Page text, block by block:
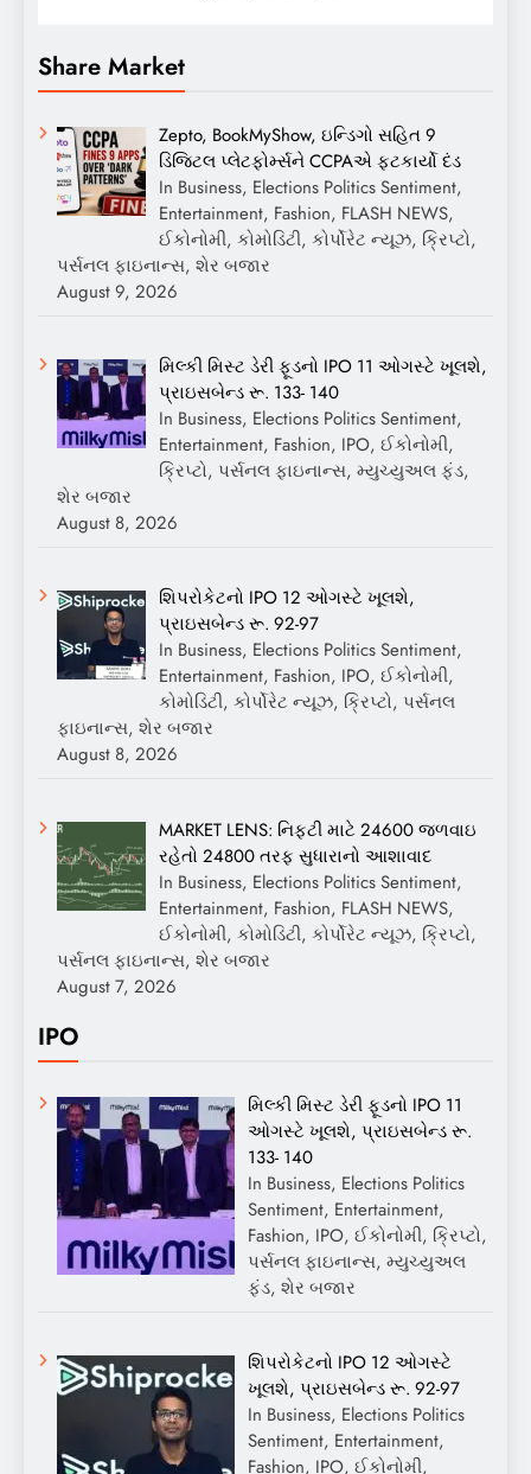
Share Market
Zepto, BookMyShow, ઇન્ડિગો સહિત 9
ડિજિટલ પ્લેટફોર્મ્સને CCPAએ ફટકાર્યો દંડ
In Business, Elections Politics Sentiment,
Entertainment, Fashion, FLASH NEWS,
ઈકોનોમી, કોમોડિટી, કોર્પોરેટ ન્યૂઝ, ક્રિપ્ટો,
પર્સનલ ફાઇનાન્સ, શેર બજાર
August 9, 2026
મિલ્કી મિસ્ટ ડેરી ફૂડનો IPO 11 ઓગસ્ટે ખૂલશે,
પ્રાઇસબેન્ડ રૂ. 133- 140
In Business, Elections Politics Sentiment,
Entertainment, Fashion, IPO, ઈકોનોમી,
ક્રિપ્ટો, પર્સનલ ફાઇનાન્સ, મ્યુચ્યુઅલ ફંડ,
શેર બજાર
August 8, 2026
શિપરોકેટનો IPO 12 ઓગસ્ટે ખૂલશે,
પ્રાઇસબેન્ડ રૂ. 92-97
In Business, Elections Politics Sentiment,
Entertainment, Fashion, IPO, ઈકોનોમી,
કોમોડિટી, કોર્પોરેટ ન્યૂઝ, ક્રિપ્ટો, પર્સનલ
ફાઇનાન્સ, શેર બજાર
August 8, 2026
MARKET LENS: નિફ્ટી માટે 24600 જળવાઇ
રહેતો 24800 તરફ સુધારાનો આશાવાદ
In Business, Elections Politics Sentiment,
Entertainment, Fashion, FLASH NEWS,
ઈકોનોમી, કોમોડિટી, કોર્પોરેટ ન્યૂઝ, ક્રિપ્ટો,
પર્સનલ ફાઇનાન્સ, શેર બજાર
August 7, 2026
IPO
મિલ્કી મિસ્ટ ડેરી ફૂડનો IPO 11
ઓગસ્ટે ખૂલશે, પ્રાઇસબેન્ડ રૂ.
133- 140
In Business, Elections Politics
Sentiment, Entertainment,
Fashion, IPO, ઈકોનોમી, ક્રિપ્ટો,
પર્સનલ ફાઇનાન્સ, મ્યુચ્યુઅલ
ફંડ, શેર બજાર
શિપરોકેટનો IPO 12 ઓગસ્ટે
ખૂલશે, પ્રાઇસબેન્ડ રૂ. 92-97
In Business, Elections Politics
Sentiment, Entertainment,
Fashion, IPO, ઈકોનોમી,